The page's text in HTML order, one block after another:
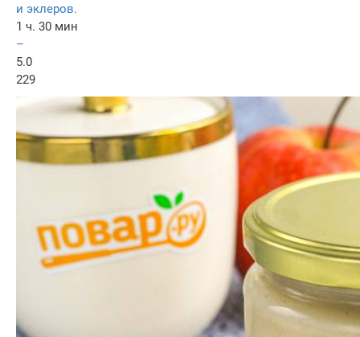
и эклеров.
1 ч. 30 мин
–
5.0
229